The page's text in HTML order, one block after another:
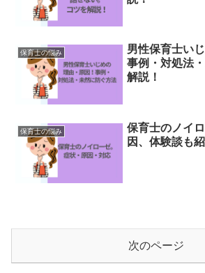
保育士の悩み
男性保育士い
事例・対処法
解説！
保育士の悩み
保育士のノイ
因、体験談も紹
次のページ